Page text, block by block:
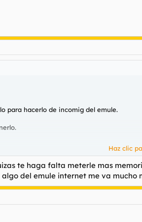
para hacerlo de incomig del emule.
que se atranca y se relantiza.
Haz clic
te haga falta meterle mas
del emule internet me va